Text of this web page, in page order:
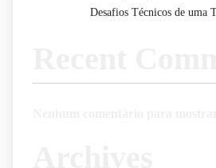
Desafios Técnicos de uma